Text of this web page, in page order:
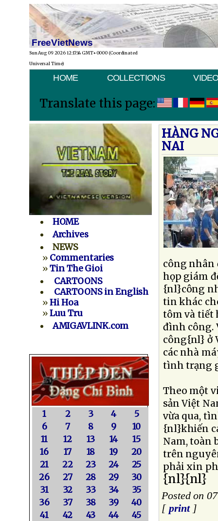
FreeVietNews
Sun Aug 09 2026 12:17:14 GMT+0000 (Coordinated
Universal Time)
HOME COLLECTIONS
Translate this page:
HOME
Archives
NEWS
» Commentaries
»Tin The Gioi
CARTOONS
CARTOONS in English
»Hi Hoa
»Luu Tru
AMIGAVLINK.com
1 2 3 4
5
6
7 8 9
10
11
12 13 14
15
16
17 18 19
20
21
22 23 24
25
26
27 28 29
30
31
32 33 34
35
36
37 38 39
40
41
42 43 44
45
HÀNG
NAI
công nhân
họp giám
{nl}công
tin khác
tôm và tiết
đình công.
công{nl} ở
các nhà
tình trạng
Theo một
sản Việt
vừa qua,
{nl}khiến
Nam, toàn
trên
phải xin
{nl}{nl}
Posted on
[ print]